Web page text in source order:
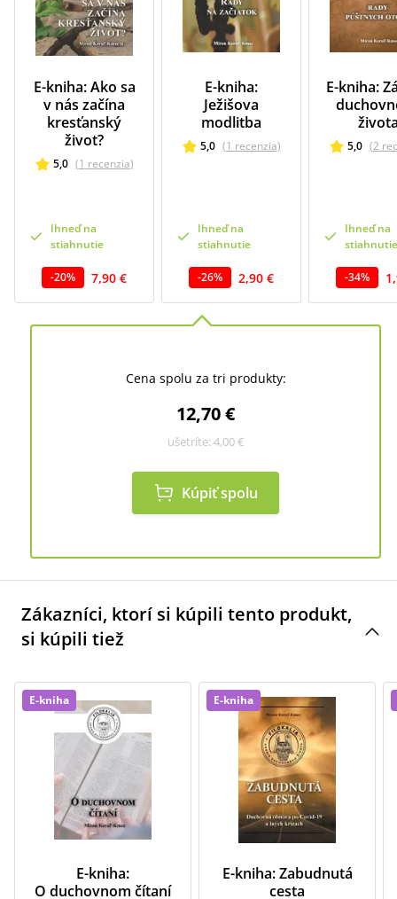
E-kniha: Ako sa
v nás začína
kresťanský
život?
5,0 (1 recenzia)
Ihneď na
stiahnutie
-20% 7,90 €
E-kniha:
Ježišova
modlitba
5,0 (1 recenzia)
Ihneď na
stiahnutie
-26% 2,90 €
E-kniha:
5,0 (2
Ihneď na
stiahnutie
-34%
Cena spolu za tri produkty:
12,70 €
ušetríte: 4,00 €
Kúpiť spolu
Zákazníci, ktorí si kúpili tento produkt,
si kúpili tiež
E-kniha
E-kniha:
O duchovnom čítaní
E-kniha
E-kniha: Zabudnutá
cesta